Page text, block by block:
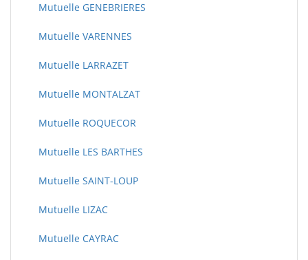
Mutuelle GENEBRIERES
Mutuelle VARENNES
Mutuelle LARRAZET
Mutuelle MONTALZAT
Mutuelle ROQUECOR
Mutuelle LES BARTHES
Mutuelle SAINT-LOUP
Mutuelle LIZAC
Mutuelle CAYRAC